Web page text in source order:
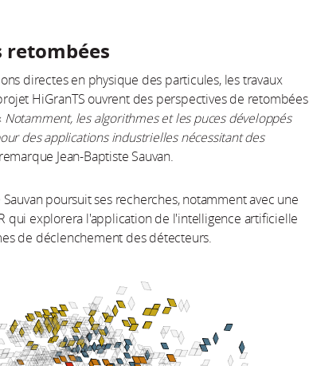
retombées
directes en physique des particules, les travaux
HiGranTS ouvrent des perspectives de retombées
Notamment, les algorithmes et les puces développés
des applications industrielles nécessitant des
Jean-Baptiste Sauvan.
poursuit ses recherches, notamment avec une
qui explorera l'application de l'intelligence artificielle
de déclenchement des détecteurs.